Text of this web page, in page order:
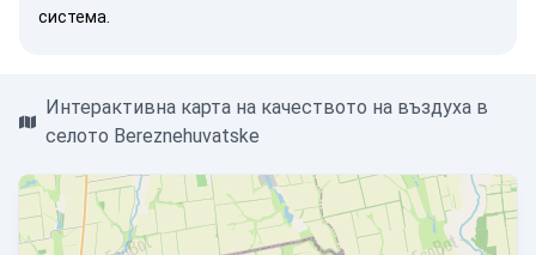
система.
Интерактивна карта на качеството на въздуха в
селото Bereznehuvatske